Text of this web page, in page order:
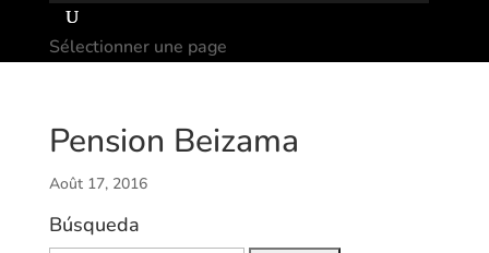
Sélectionner une page
Pension Beizama
Août 17, 2016
Búsqueda